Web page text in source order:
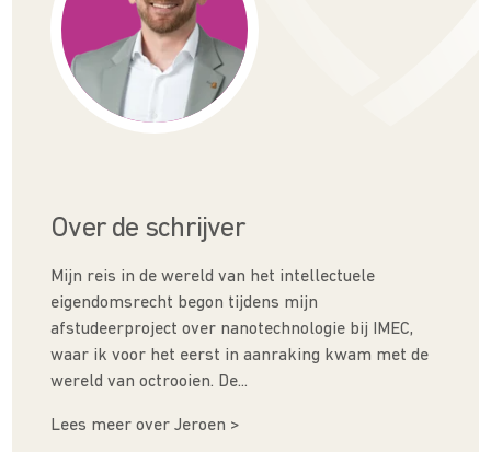
Over de schrijver
Mijn reis in de wereld van het intellectuele
eigendomsrecht begon tijdens mijn
afstudeerproject over nanotechnologie bij IMEC,
waar ik voor het eerst in aanraking kwam met de
wereld van octrooien. De...
Lees meer over Jeroen >